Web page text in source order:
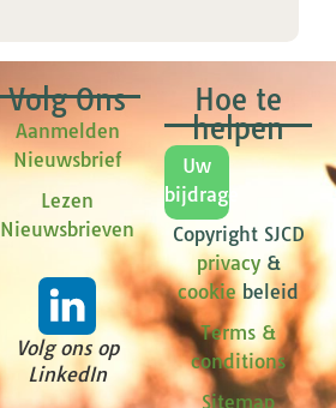
Volg Ons
Aanmelden
Nieuwsbrief
Lezen
Nieuwsbrieven
Volg ons op
LinkedIn
Hoe te
helpen
Uw
bijdrage
Copyright SJCD
privacy&
cookiebeleid
Terms &
conditions
Sitemap